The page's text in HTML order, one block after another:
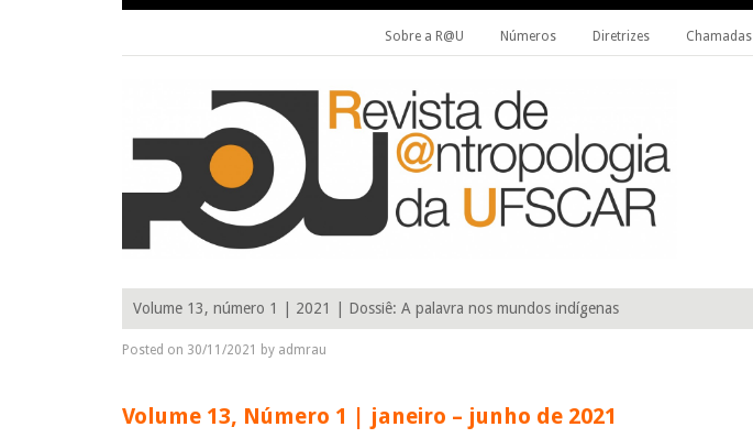
Sobre a R@U Números Diretrizes Chamadas
R@U: REVISTA DE ANTROPOLOGIA DA UFSCAR
Volume 13, número 1 | 2021 | Dossiê: A palavra nos mundos indígenas
Posted on 30/11/2021 by admrau
Volume 13, Número 1 | janeiro – junho de 2021